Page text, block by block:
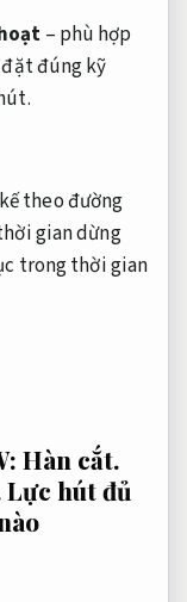
– phù hợp
đúng kỹ
theo đường
gian dừng
trong thời gian
Hàn cắt.
Lực hút đủ